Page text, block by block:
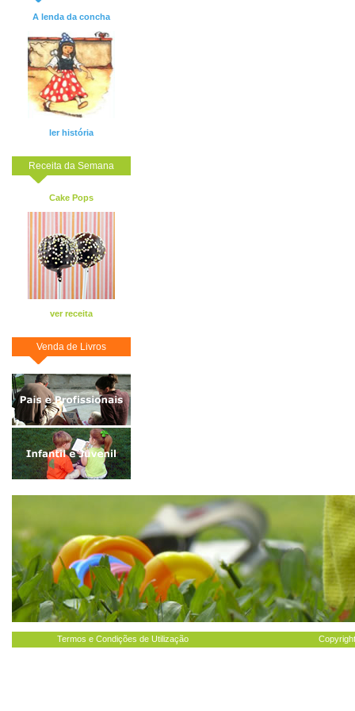
A lenda da concha
ler história
Receita da Semana
Cake Pops
ver receita
Venda de Livros
Termos e Condições de Utilização